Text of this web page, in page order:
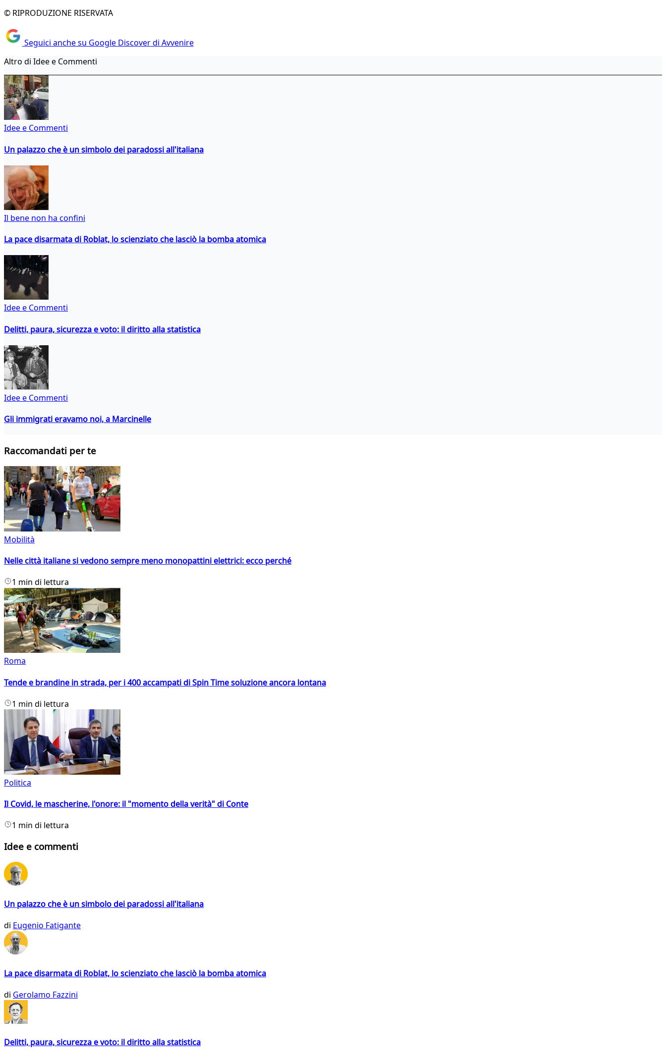
© RIPRODUZIONE RISERVATA
Seguici anche su Google Discover di Avvenire
Altro di Idee e Commenti
Idee e Commenti
Un palazzo che è un simbolo dei paradossi all'italiana
Il bene non ha confini
La pace disarmata di Roblat, lo scienziato che lasciò la bomba atomica
Idee e Commenti
Delitti, paura, sicurezza e voto: il diritto alla statistica
Idee e Commenti
Gli immigrati eravamo noi, a Marcinelle
Raccomandati per te
Mobilità
Nelle città italiane si vedono sempre meno monopattini elettrici: ecco perché
1 min di lettura
Roma
Tende e brandine in strada, per i 400 accampati di Spin Time soluzione ancora lontana
1 min di lettura
Politica
Il Covid, le mascherine, l'onore: il "momento della verità" di Conte
1 min di lettura
Idee e commenti
Un palazzo che è un simbolo dei paradossi all'italiana
di Eugenio Fatigante
La pace disarmata di Roblat, lo scienziato che lasciò la bomba atomica
di Gerolamo Fazzini
Delitti, paura, sicurezza e voto: il diritto alla statistica